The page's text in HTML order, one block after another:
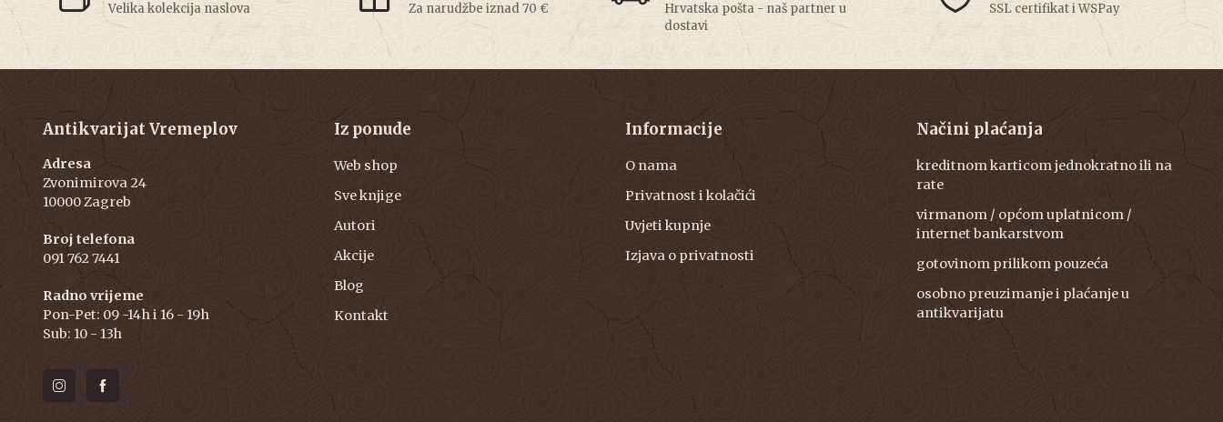
Velika kolekcija naslova Za narudžbe iznad 70 €
Hrvatska pošta - naš partner u
dostavi
SSL certifikat i WSPay
Antikvarijat Vremeplov
Adresa
Zvonimirova 24
10000 Zagreb
Broj telefona
091 762 7441
Radno vrijeme
Pon-Pet: 09 -14h i 16 - 19h
Sub: 10 - 13h
Iz ponude
Web shop
Sve knjige
Autori
Akcije
Blog
Kontakt
Informacije
O nama
Privatnost i kolačići
Uvjeti kupnje
Izjava o privatnosti
Načini plaćanja
kreditnom karticom jednokratno ili na
rate
virmanom / općom uplatnicom /
internet bankarstvom
gotovinom prilikom pouzeća
osobno preuzimanje i plaćanje u
antikvarijatu